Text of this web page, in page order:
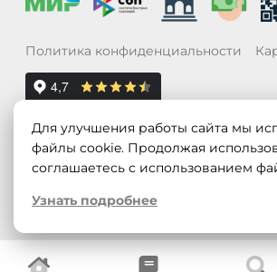
Политика конфиденциальности
Для улучшения работы сайта мы
файлы cookie. Продолжая
соглашаетесь с использованием
Узнать подробнее